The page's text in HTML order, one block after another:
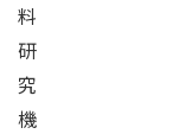
料
研
究
機